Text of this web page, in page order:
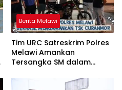
Berita Melawi
Tim URC Satreskrim Polres
Melawi Amankan
Tersangka SM dalam
Paal